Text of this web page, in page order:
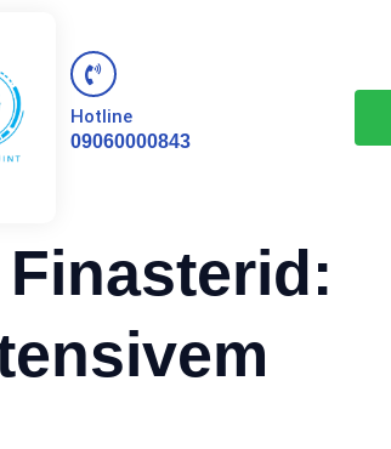
Hotline
09060000843